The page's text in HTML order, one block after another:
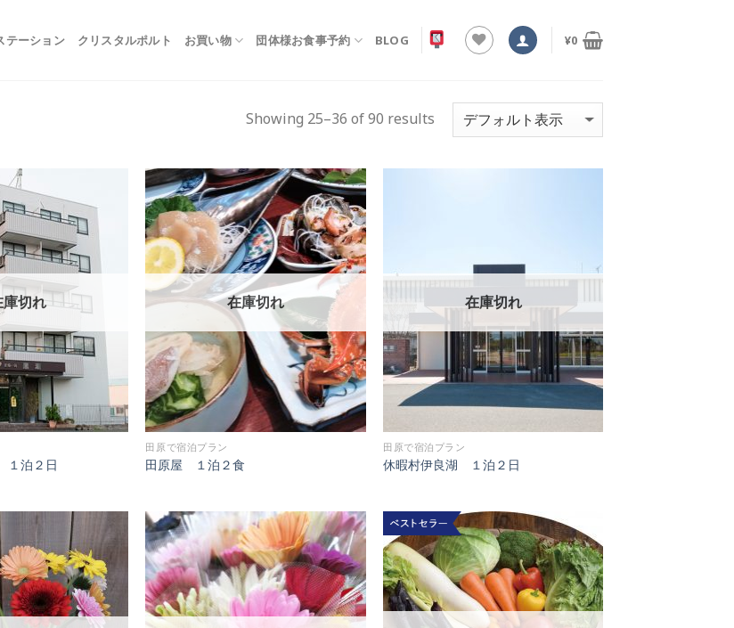
テーション クリスタルポルト お買い物 団体様お食事予約 BLOG ¥0
Showing 25–36 of 90 results
Wishlist
庫切れ
泊２日
Add to
Wishlist
在庫切れ
田原で宿泊プラン
田原屋 １泊２食
在庫切れ
田原で宿泊プラン
休暇村伊良湖 １泊２日
Add to
Wishlist
Add to
Wishlist
Add to
Wishlist